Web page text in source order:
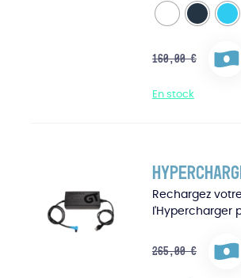
160,00€
En stock
Rechargez
l'Hypercharger
265,00€